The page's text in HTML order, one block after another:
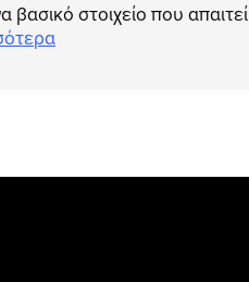
στοιχείο που απαιτεί